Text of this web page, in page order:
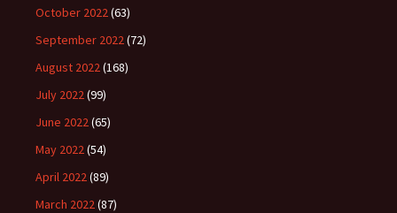
October 2022(63)
September 2022(72)
August 2022(168)
July 2022(99)
June 2022(65)
May 2022(54)
April 2022(89)
March 2022(87)